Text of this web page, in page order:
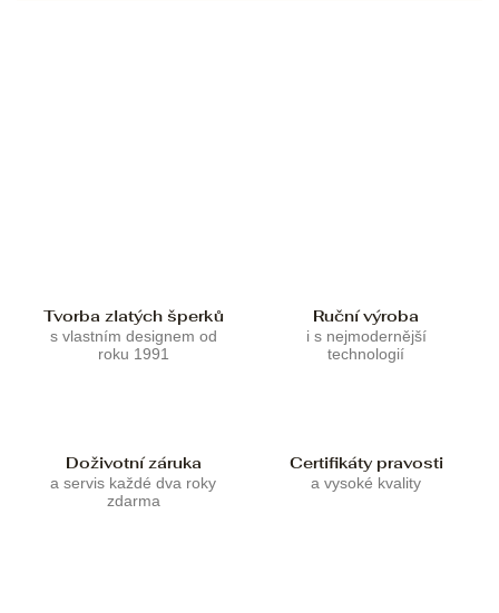
Tvorba zlatých šperků
s vlastním designem od
roku 1991
Ruční výroba
i s nejmodernější
technologií
Doživotní záruka
a servis každé dva roky
zdarma
Certifikáty pravosti
a vysoké kvality